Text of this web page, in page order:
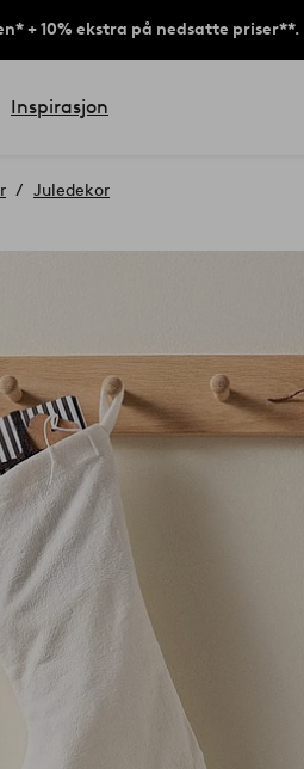
+ 10% ekstra på nedsatte priser**.
Inspirasjon
Juledekor